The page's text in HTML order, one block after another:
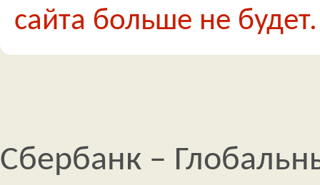
сайта больше не
Сбербанк –